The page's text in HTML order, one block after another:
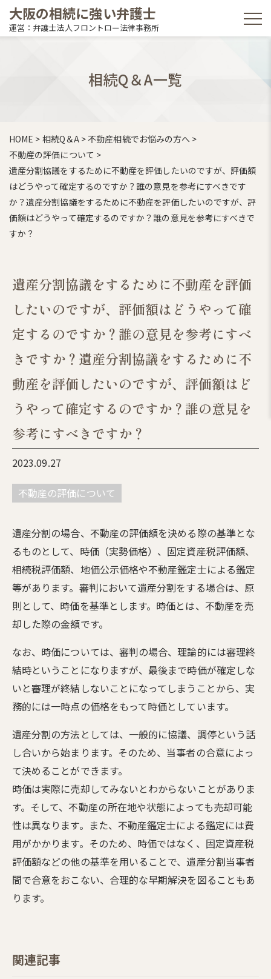
大阪の相続に強い弁護士
運営：弁護士法人フロントロー法律事務所
相続Q＆A一覧
HOME > 相続Q＆A>不動産相続でお悩みの方へ >
不動産の評価について >
遺産分割協議をするために不動産を評価したいのですが、評価額
はどうやって確定するのですか？誰の意見を参考にすべきです
か？遺産分割協議をするために不動産を評価したいのですが、評
価額はどうやって確定するのですか？誰の意見を参考にすべきで
すか？
遺産分割協議をするために不動産を評価
したいのですが、評価額はどうやって確
定するのですか？誰の意見を参考にすべ
きですか？遺産分割協議をするために不
動産を評価したいのですが、評価額はど
うやって確定するのですか？誰の意見を
参考にすべきですか？
2023.09.27
不動産の評価について
遺産分割の場合、不動産の評価額を決める際の基準とな
るものとして、時価（実勢価格）、固定資産税評価額、
相続税評価額、地価公示価格や不動産鑑定士による鑑定
等があります。審判において遺産分割をする場合は、原
則として、時価を基準とします。時価とは、不動産を売
却した際の金額です。
なお、時価については、審判の場合、理論的には審理終
結時ということになりますが、最後まで時価が確定しな
いと審理が終結しないことになってしまうことから、実
務的には一時点の価格をもって時価としています。
遺産分割の方法としては、一般的に協議、調停という話
し合いから始まります。そのため、当事者の合意によっ
て決めることができます。
時価は実際に売却してみないとわからないことがありま
す。そして、不動産の所在地や状態によっても売却可能
性は異なります。また、不動産鑑定士による鑑定には費
用がかかります。そのため、時価ではなく、固定資産税
評価額などの他の基準を用いることで、遺産分割当事者
間で合意をおこない、合理的な早期解決を図ることもあ
ります。
関連記事